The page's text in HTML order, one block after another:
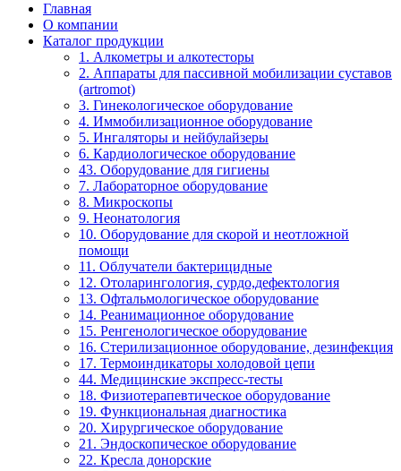
Главная
О компании
Каталог продукции
1. Алкометры и алкотесторы
2. Аппараты для пассивной мобилизации суставов
(artromot)
3. Гинекологическое оборудование
4. Иммобилизационное оборудование
5. Ингаляторы и нейбулайзеры
6. Кардиологическое оборудование
43. Оборудование для гигиены
7. Лабораторное оборудование
8. Микроскопы
9. Неонатология
10. Оборудование для скорой и неотложной
помощи
11. Облучатели бактерицидные
12. Отоларингология, сурдо,дефектология
13. Офтальмологическое оборудование
14. Реанимационное оборудование
15. Ренгенологическое оборудование
16. Стерилизационное оборудование, дезинфекция
17. Термоиндикаторы холодовой цепи
44. Медицинские экспресс-тесты
18. Физиотерапевтическое оборудование
19. Функциональная диагностика
20. Хирургическое оборудование
21. Эндоскопическое оборудование
22. Кресла донорские